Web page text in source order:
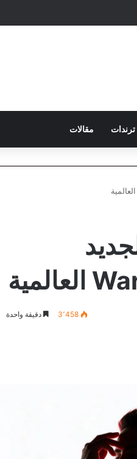
ترندات مقالات
3٬458 دقيقة واحدة